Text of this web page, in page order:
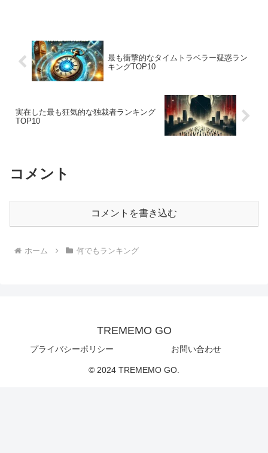
最も衝撃的なタイムトラベラー疑惑ラン
キングTOP10
実在した最も狂気的な独裁者ランキング
TOP10
コメント
コメントを書き込む
ホーム 何でもランキング
TREMEMO GO
プライバシーポリシー お問い合わせ
© 2024 TREMEMO GO.